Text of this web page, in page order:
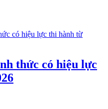
thức có hiệu lực